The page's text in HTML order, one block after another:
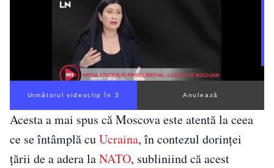
Următorul videoclip în 3 Anulează
Acesta a mai spus că Moscova este atentă la ceea
ce se întâmplă cuUcraina, în contezul dorinței
țării de a adera laNATO, subliniind că acest